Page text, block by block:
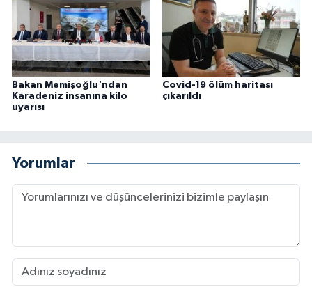
Bakan Memişoğlu'ndan
Karadeniz insanına kilo
uyarısı
Covid-19 ölüm haritası
çıkarıldı
Yorumlar